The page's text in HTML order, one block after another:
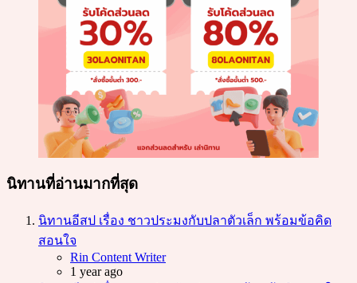
นิทานที่อ่านมากที่สุด
นิทานอีสป เรื่อง ชาวประมงกับปลาตัวเล็ก พร้อมข้อคิด
สอนใจ
Posted
Rin Content Writer
1 year ago